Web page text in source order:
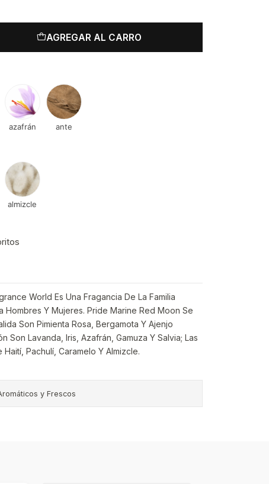
AGREGAR AL CARRO
azafrán ante
almizcle
World Es Una Fragancia De La Familia
Hombres Y Mujeres. Pride Marine Red Moon Se
Son Pimienta Rosa, Bergamota Y Ajenjo
Son Lavanda, Iris, Azafrán, Gamuza Y Salvia; Las
Pachulí, Caramelo Y Almizcle.
y Frescos